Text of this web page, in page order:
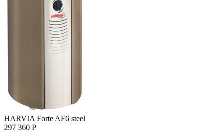
HARVIA Forte AF6 steel
297 360 Р